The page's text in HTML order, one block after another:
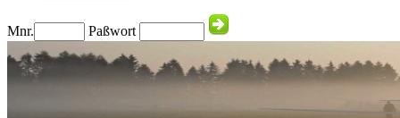
Mnr. Paßwort